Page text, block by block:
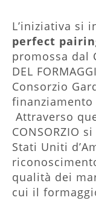
L’iniziativa si
perfect
promossa dal
DEL
Consorzio
finanziamento
Attraverso
CONSORZIO
Stati Uniti
qualità dei
cui il